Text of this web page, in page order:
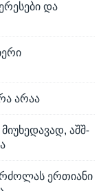
და
არაა
აშშ-
ერთიანი